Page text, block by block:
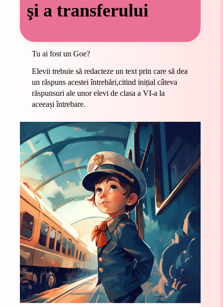
şi a transferului
Tu ai fost un Goe?
Elevii trebuie să redacteze un text prin care să dea
un răspuns acestei întrebări,citind inițial câteva
răspunsuri ale unor elevi de clasa a VI-a la
aceeași întrebare.